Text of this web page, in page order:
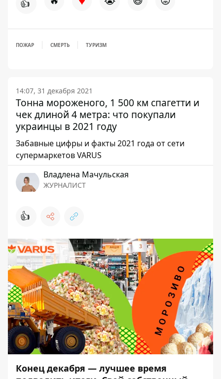
👍
ПОЖАР СМЕРТЬ ТУРИЗМ
14:07, 31 декабря 2021
Тонна мороженого, 1 500 км спагетти и
чек длиной 4 метра: что покупали
украинцы в 2021 году
Забавные цифры и факты 2021 года от сети
супермаркетов VARUS
Владлена Мачульская
ЖУРНАЛИСТ
👍
Конец декабря — лучшее время